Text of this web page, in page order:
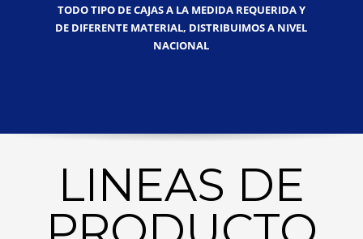
TODO TIPO DE CAJAS A LA MEDIDA REQUERIDA Y
DE DIFERENTE MATERIAL, DISTRIBUIMOS A NIVEL
NACIONAL
LINEAS DE